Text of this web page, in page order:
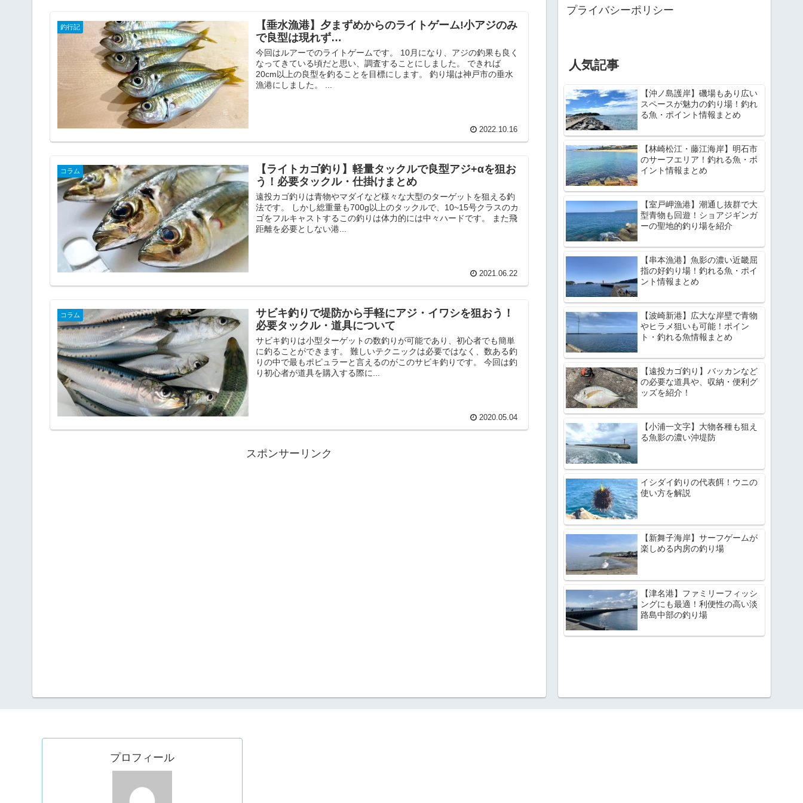
釣行記
【垂水漁港】夕まずめからのライトゲーム!小アジのみ
で良型は現れず…
今回はルアーでのライトゲームです。 10月になり、アジの釣果も良く
なってきている頃だと思い、調査することにしました。 できれば
20cm以上の良型を釣ることを目標にします。 釣り場は神戸市の垂水
漁港にしました。 ...
2022.10.16
コラム
【ライトカゴ釣り】軽量タックルで良型アジ+αを狙お
う！必要タックル・仕掛けまとめ
遠投カゴ釣りは青物やマダイなど様々な大型のターゲットを狙える釣
法です。 しかし総重量も700g以上のタックルで、10~15号クラスのカ
ゴをフルキャストするこの釣りは体力的には中々ハードです。 また飛
距離を必要としない港...
2021.06.22
コラム
サビキ釣りで堤防から手軽にアジ・イワシを狙おう！
必要タックル・道具について
サビキ釣りは小型ターゲットの数釣りが可能であり、初心者でも簡単
に釣ることができます。 難しいテクニックは必要ではなく、数ある釣
りの中で最もポピュラーと言えるのがこのサビキ釣りです。 今回は釣
り初心者が道具を購入する際に...
2020.05.04
スポンサーリンク
プライバシーポリシー
人気記事
【沖ノ島護岸】磯場もあり広い
スペースが魅力の釣り場！釣れ
る魚・ポイント情報まとめ
【林崎松江・藤江海岸】明石市
のサーフエリア！釣れる魚・ポ
イント情報まとめ
【室戸岬漁港】潮通し抜群で大
型青物も回遊！ショアジギンガ
ーの聖地的釣り場を紹介
【串本漁港】魚影の濃い近畿屈
指の好釣り場！釣れる魚・ポイ
ント情報まとめ
【波崎新港】広大な岸壁で青物
やヒラメ狙いも可能！ポイン
ト・釣れる魚情報まとめ
【遠投カゴ釣り】バッカンなど
の必要な道具や、収納・便利グ
ッズを紹介！
【小浦一文字】大物各種も狙え
る魚影の濃い沖堤防
イシダイ釣りの代表餌！ウニの
使い方を解説
【新舞子海岸】サーフゲームが
楽しめる内房の釣り場
【津名港】ファミリーフィッシ
ングにも最適！利便性の高い淡
路島中部の釣り場
プロフィール